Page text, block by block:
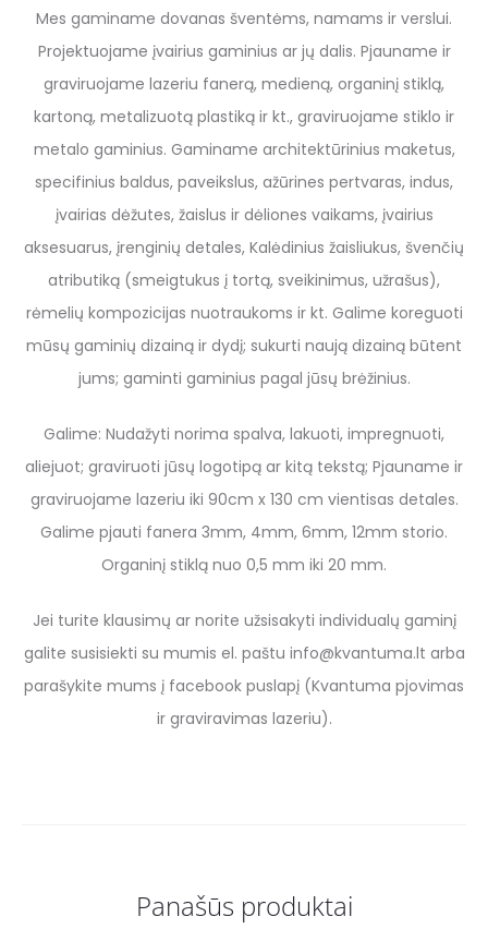
Mes gaminame dovanas šventėms, namams ir verslui.
Projektuojame įvairius gaminius ar jų dalis. Pjauname ir
graviruojame lazeriu fanerą, medieną, organinį stiklą,
kartoną, metalizuotą plastiką ir kt., graviruojame stiklo ir
metalo gaminius. Gaminame architektūrinius maketus,
specifinius baldus, paveikslus, ažūrines pertvaras, indus,
įvairias dėžutes, žaislus ir dėliones vaikams, įvairius
aksesuarus, įrenginių detales, Kalėdinius žaisliukus, švenčių
atributiką (smeigtukus į tortą, sveikinimus, užrašus),
rėmelių kompozicijas nuotraukoms ir kt. Galime koreguoti
mūsų gaminių dizainą ir dydį; sukurti naują dizainą būtent
jums; gaminti gaminius pagal jūsų brėžinius.
Galime: Nudažyti norima spalva, lakuoti, impregnuoti,
aliejuot; graviruoti jūsų logotipą ar kitą tekstą; Pjauname ir
graviruojame lazeriu iki 90cm x 130 cm vientisas detales.
Galime pjauti fanera 3mm, 4mm, 6mm, 12mm storio.
Organinį stiklą nuo 0,5 mm iki 20 mm.
Jei turite klausimų ar norite užsisakyti individualų gaminį
galite susisiekti su mumis el. paštu info@kvantuma.lt arba
parašykite mums į facebook puslapį (Kvantuma pjovimas
ir graviravimas lazeriu).
Panašūs produktai